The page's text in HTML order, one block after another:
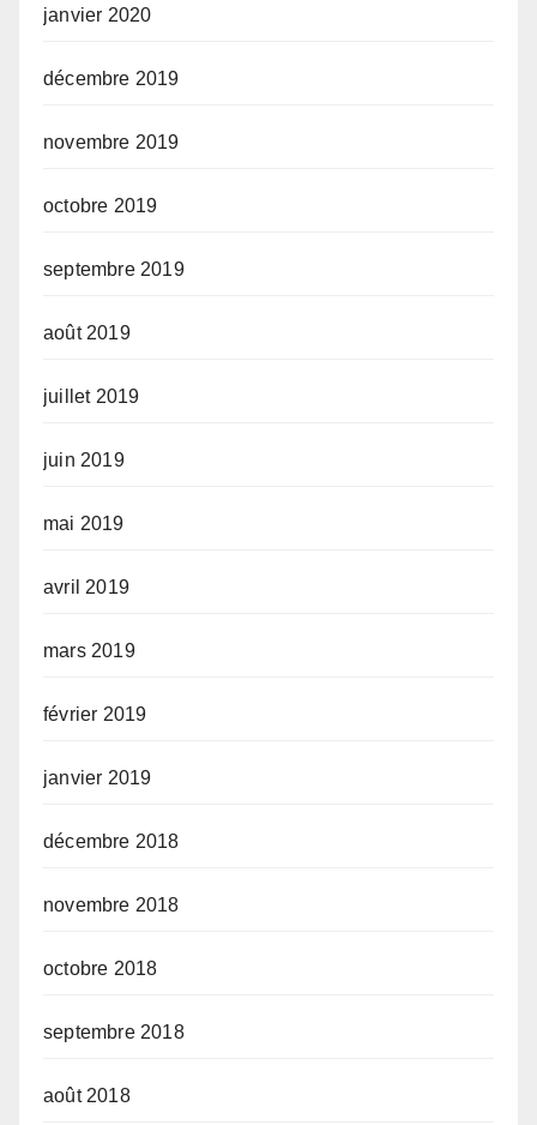
janvier 2020
décembre 2019
novembre 2019
octobre 2019
septembre 2019
août 2019
juillet 2019
juin 2019
mai 2019
avril 2019
mars 2019
février 2019
janvier 2019
décembre 2018
novembre 2018
octobre 2018
septembre 2018
août 2018